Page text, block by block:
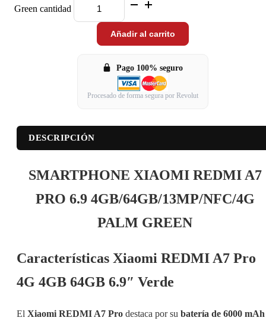
Green cantidad
Añadir al carrito
Pago 100% seguro
Procesado de forma segura por Revolut
DESCRIPCIÓN
SMARTPHONE XIAOMI REDMI A7
PRO 6.9 4GB/64GB/13MP/NFC/4G
PALM GREEN
Características Xiaomi REDMI A7 Pro
4G 4GB 64GB 6.9″ Verde
El Xiaomi REDMI A7 Pro destaca por su batería de 6000 mAh